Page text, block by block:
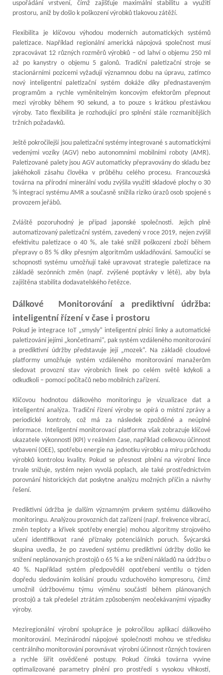
uspořádání vrstvení, čímž zajišťuje maximální stabilitu a využití
prostoru, aniž by došlo k poškození výrobků tlakovou zátěží.
Flexibilita je klíčovou výhodou moderních automatických systémů
paletizace. Například regionální americká nápojová společnost musí
zpracovávat 12 různých rozměrů výrobků – od lahví o objemu 250 ml
až po kanystry o objemu 5 galonů. Tradiční paletizační stroje se
stacionárními pozicemi vyžadují významnou dobu na úpravu, zatímco
nový inteligentní paletizační systém dokáže díky přednastaveným
programům a rychle vyměnitelným koncovým efektorům přepnout
mezi výrobky během 90 sekund, a to pouze s krátkou přestávkou
výroby. Tato flexibilita je rozhodující pro splnění stále rozmanitějších
tržních požadavků.
Ještě pokročilejší jsou paletizační systémy integrované s automatickými
vedenými vozíky (AGV) nebo autonomními mobilními roboty (AMR).
Paletizované palety jsou AGV automaticky přepravovány do skladu bez
jakéhokoli zásahu člověka v průběhu celého procesu. Francouzská
továrna na přírodní minerální vodu zvýšila využití skladové plochy o 30
% integrací systému AMR a současně snížila riziko úrazů osob spojené s
provozem jeřábů.
Zvláště pozoruhodný je případ japonské společnosti. Jejich plně
automatizovaný paletizační systém, zavedený v roce 2019, nejen zvýšil
efektivitu paletizace o 40 %, ale také snížil poškození zboží během
přepravy o 85 % díky přesným algoritmům uskladňování. Samoučící se
schopnosti systému umožňují také upravovat strategie paletizace na
základě sezónních změn (např. zvýšené poptávky v létě), aby byla
zajištěna stabilita dodavatelského řetězce.
Dálkové
Monitorování a prediktivní údržba:
inteligentní řízení v čase i prostoru
Pokud je integrace IoT „smysly“ inteligentní plnící linky a automatické
paletizování jejími „končetinami“, pak systém vzdáleného monitorování
a prediktivní údržby představuje její „mozek“. Na základě cloudové
platformy umožňuje systém vzdáleného monitorování manažerům
sledovat provozní stav výrobních linek po celém světě kdykoli a
odkudkoli – pomocí počítačů nebo mobilních zařízení.
Klíčovou hodnotou dálkového monitoringu je vizualizace dat a
inteligentní analýza. Tradiční řízení výroby se opírá o místní zprávy a
periodické kontroly, což má za následek zpožděné a neúplné
informace. Inteligentní monitorovací platforma však zobrazuje klíčové
ukazatele výkonnosti (KPI) v reálném čase, například celkovou účinnost
vybavení (OEE), spotřebu energie na jednotku výrobku a míru průchodu
výrobků kontrolou kvality. Pokud se přesnost plnění na výrobní lince
trvale snižuje, systém nejen vyvolá poplach, ale také prostřednictvím
porovnání historických dat poskytne analýzu možných příčin a návrhy
řešení.
Prediktivní údržba je dalším významným prvkem systému dálkového
monitoringu. Analýzou provozních dat zařízení (např. frekvence vibrací,
změn teploty a křivek spotřeby energie) mohou algoritmy strojového
učení identifikovat rané příznaky potenciálních poruch. Švýcarská
skupina uvedla, že po zavedení systému prediktivní údržby došlo ke
snížení neplánovaných prostojů o 65 % a ke snížení nákladů na údržbu o
40 %. Například systém předpověděl opotřebení ventilu o týden
dopředu sledováním kolísání proudu vzduchového kompresoru, čímž
umožnil údržbovému týmu výměnu součástí během plánovaných
prostojů a tak předešel ztrátám způsobeným neočekávanými výpadky
výroby.
Meziregionální výrobní spolupráce je pokročilou aplikací dálkového
monitorování. Mezinárodní nápojové společnosti mohou ve středisku
centrálního monitorování porovnávat výrobní účinnost různých továren
a rychle šířit osvědčené postupy. Pokud čínská továrna vyvine
optimalizované parametry plnění pro prostředí s vysokou vlhkostí,